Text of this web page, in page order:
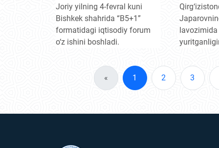
bosqichi
Joriy yilning 4-fevral kuni
Bishkek shahrida “B5+1”
formatidagi iqtisodiy forum
o‘z ishini boshladi.
chegara
hal
ta’kidladi
hujjatli film
Loyiha
so‘nggi
« 1 2 3